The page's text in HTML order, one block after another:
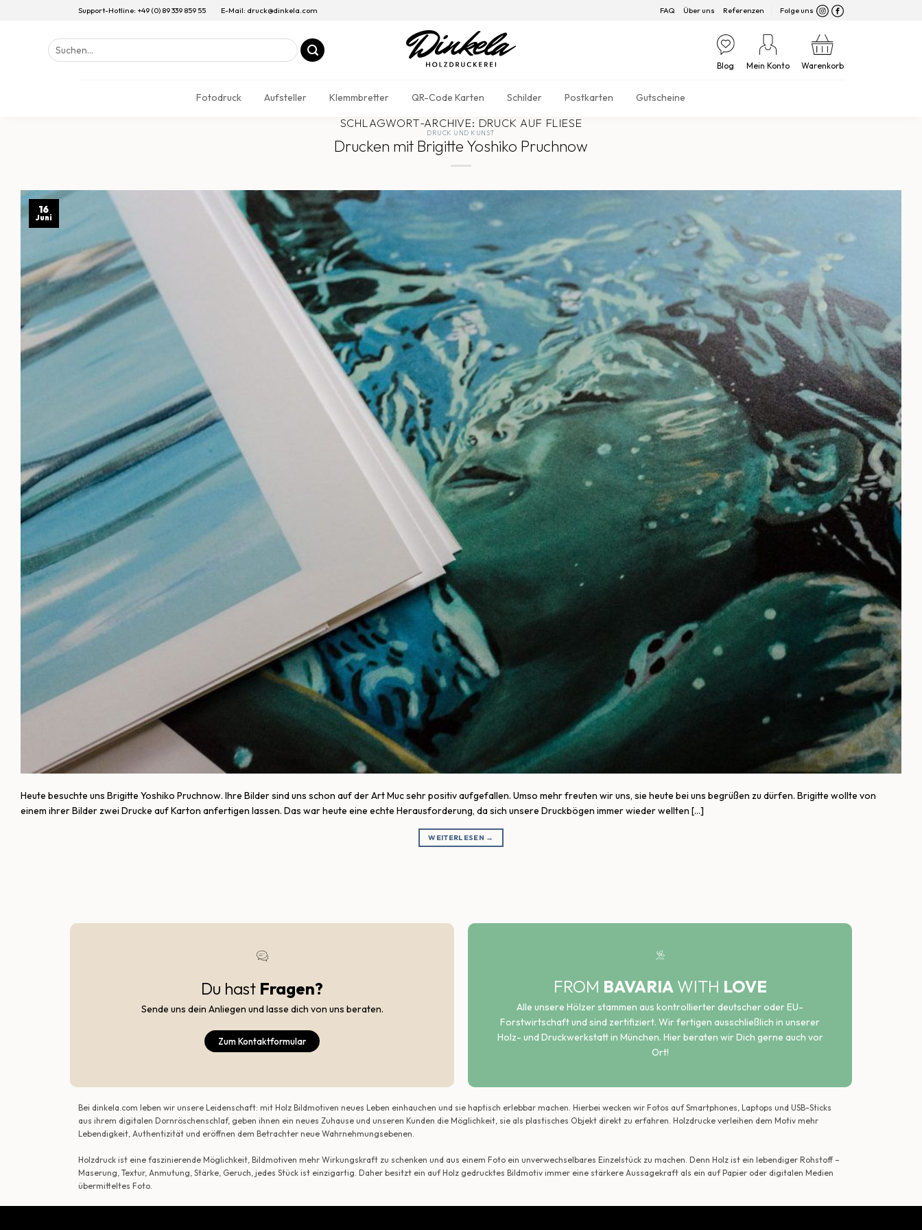
Support-Hotline: +49 (0) 89 339 859 55 E-Mail: druck@dinkela.com FAQ Über uns Referenzen Folge uns
Suchen
nach:
Blog Mein Konto Warenkorb
Fotodruck Aufsteller Klemmbretter QR-Code Karten Schilder Postkarten Gutscheine
SCHLAGWORT-ARCHIVE: DRUCK AUF FLIESE
DRUCK UND KUNST
Drucken mit Brigitte Yoshiko Pruchnow
16
Juni
Heute besuchte uns Brigitte Yoshiko Pruchnow. Ihre Bilder sind uns schon auf der Art Muc sehr positiv aufgefallen. Umso mehr freuten wir uns, sie heute bei uns begrüßen zu dürfen. Brigitte wollte von
einem ihrer Bilder zwei Drucke auf Karton anfertigen lassen. Das war heute eine echte Herausforderung, da sich unsere Druckbögen immer wieder wellten […]
WEITERLESEN →
Du hast Fragen?
Sende uns dein Anliegen und lasse dich von uns beraten.
Zum Kontaktformular
FROM BAVARIA WITH LOVE
Alle unsere Hölzer stammen aus kontrollierter deutscher oder EU-
Forstwirtschaft und sind zertifiziert. Wir fertigen ausschließlich in unserer
Holz- und Druckwerkstatt in München. Hier beraten wir Dich gerne auch vor
Ort!
Bei dinkela.com leben wir unsere Leidenschaft: mit Holz Bildmotiven neues Leben einhauchen und sie haptisch erlebbar machen. Hierbei wecken wir Fotos auf Smartphones, Laptops und USB-Sticks
aus ihrem digitalen Dornröschenschlaf, geben ihnen ein neues Zuhause und unseren Kunden die Möglichkeit, sie als plastisches Objekt direkt zu erfahren. Holzdrucke verleihen dem Motiv mehr
Lebendigkeit, Authentizität und eröffnen dem Betrachter neue Wahrnehmungsebenen.
Holzdruck ist eine faszinierende Möglichkeit, Bildmotiven mehr Wirkungskraft zu schenken und aus einem Foto ein unverwechselbares Einzelstück zu machen. Denn Holz ist ein lebendiger Rohstoff –
Maserung, Textur, Anmutung, Stärke, Geruch, jedes Stück ist einzigartig. Daher besitzt ein auf Holz gedrucktes Bildmotiv immer eine stärkere Aussagekraft als ein auf Papier oder digitalen Medien
übermitteltes Foto.